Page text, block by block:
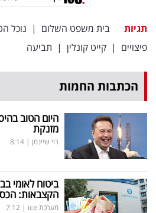
באייס
עקבו
אחרינו:
תגיות בית משפט השלום | נוכל
פיצויים | קייט קונלין | תביעה
הכתבות החמות
היום הטוב
מזנקת
רוי שיינמן |
8:14
ביטוח לאומי
הקצבאות: הכסף
מערכת ice |
7:12